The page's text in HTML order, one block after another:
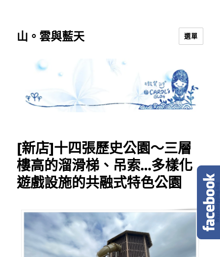
山。雲與藍天 選單
[新店]十四張歷史公園～三層
樓高的溜滑梯、吊索…多樣化
遊戲設施的共融式特色公園